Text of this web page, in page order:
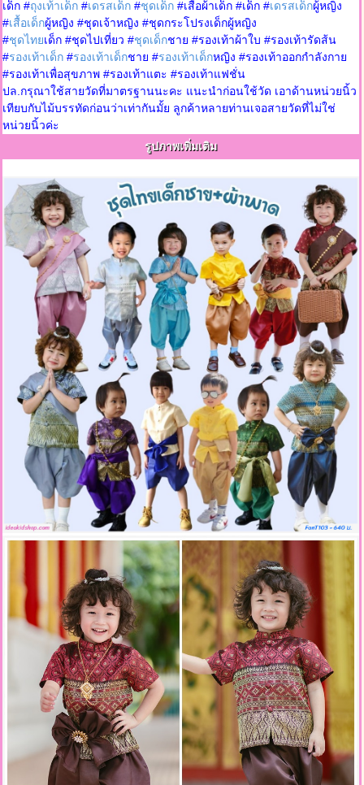
เด็ก #ถุงเท้าเด็ก #เดรสเด็ก #ชุดเด็ก #เสื้อผ้าเด็ก #เด็ก #เดรสเด็กผู้หญิง
#เสื้อเด็กผู้หญิง #ชุดเจ้าหญิง #ชุดกระโปรงเด็กผู้หญิง
#ชุดไทยเด็ก #ชุดไปเที่ยว #ชุดเด็กชาย #รองเท้าผ้าใบ #รองเท้ารัดส้น
#รองเท้าเด็ก #รองเท้าเด็กชาย #รองเท้าเด็กหญิง #รองเท้าออกกำลังกาย
#รองเท้าเพื่อสุขภาพ #รองเท้าแตะ #รองเท้าแฟชั่น
ปล.กรุณาใช้สายวัดที่มาตรฐานนะคะ แนะนำก่อนใช้วัด เอาด้านหน่วยนิ้ว
เทียบกับไม้บรรทัดก่อนว่าเท่ากันมั้ย ลูกค้าหลายท่านเจอสายวัดที่ไม่ใช่
หน่วยนิ้วค่ะ
รูปภาพเพิ่มเติม